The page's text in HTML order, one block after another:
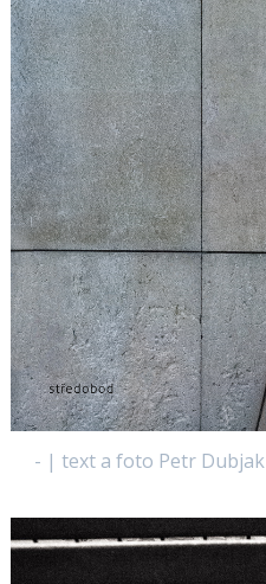
- | text a foto Petr Dubjak